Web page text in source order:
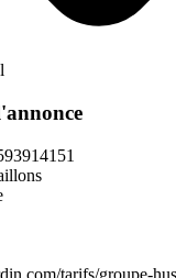
tarifs/groupe-